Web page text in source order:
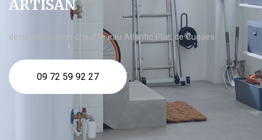
ARTISAN
devis Réparation chauffe eau Atlantic Plan de Cuques
09 72 59 92 27